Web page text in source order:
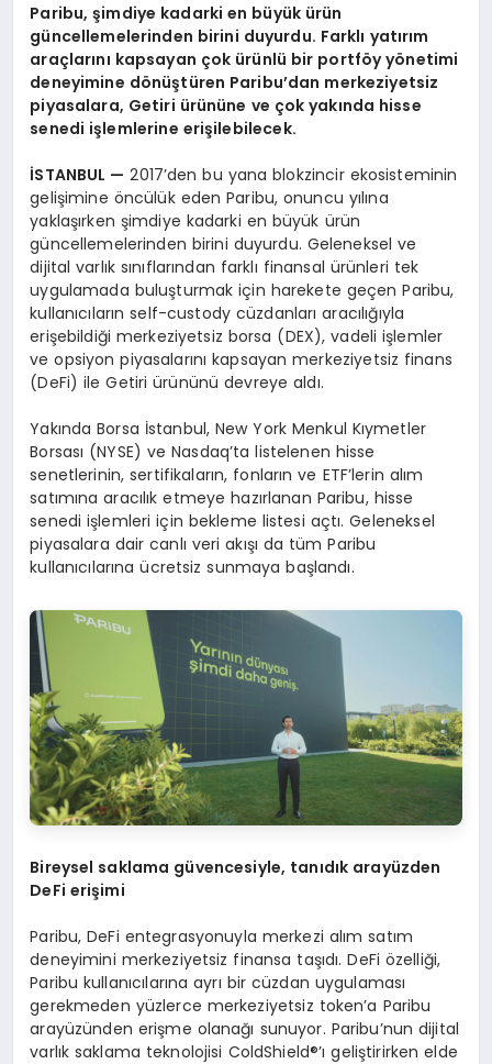
Paribu, şimdiye kadarki en büyük ürün
güncellemelerinden birini duyurdu. Farklı yatırım
araçlarını kapsayan çok ürünlü bir portföy yönetimi
deneyimine dönüştüren Paribu’dan merkeziyetsiz
piyasalara, Getiri ürününe ve çok yakında hisse
senedi işlemlerine erişilebilecek.
İSTANBUL — 2017’den bu yana blokzincir ekosisteminin
gelişimine öncülük eden Paribu, onuncu yılına
yaklaşırken şimdiye kadarki en büyük ürün
güncellemelerinden birini duyurdu. Geleneksel ve
dijital varlık sınıflarından farklı finansal ürünleri tek
uygulamada buluşturmak için harekete geçen Paribu,
kullanıcıların self-custody cüzdanları aracılığıyla
erişebildiği merkeziyetsiz borsa (DEX), vadeli işlemler
ve opsiyon piyasalarını kapsayan merkeziyetsiz finans
(DeFi) ile Getiri ürününü devreye aldı.
Yakında Borsa İstanbul, New York Menkul Kıymetler
Borsası (NYSE) ve Nasdaq’ta listelenen hisse
senetlerinin, sertifikaların, fonların ve ETF’lerin alım
satımına aracılık etmeye hazırlanan Paribu, hisse
senedi işlemleri için bekleme listesi açtı. Geleneksel
piyasalara dair canlı veri akışı da tüm Paribu
kullanıcılarına ücretsiz sunmaya başlandı.
Bireysel saklama güvencesiyle, tanıdık arayüzden
DeFi erişimi
Paribu, DeFi entegrasyonuyla merkezi alım satım
deneyimini merkeziyetsiz finansa taşıdı. DeFi özelliği,
Paribu kullanıcılarına ayrı bir cüzdan uygulaması
gerekmeden yüzlerce merkeziyetsiz token’a Paribu
arayüzünden erişme olanağı sunuyor. Paribu’nun dijital
varlık saklama teknolojisi ColdShield®’ı geliştirirken elde